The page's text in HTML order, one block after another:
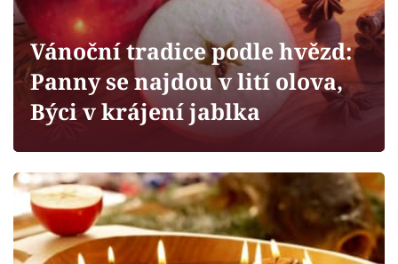
Sledujte prima+
Filmový festival Karlovy Vary
Mámy sobě
Přihlášení
Vánoční tradice podle hvězd:
Panny se najdou v lití olova,
Býci v krájení jablka